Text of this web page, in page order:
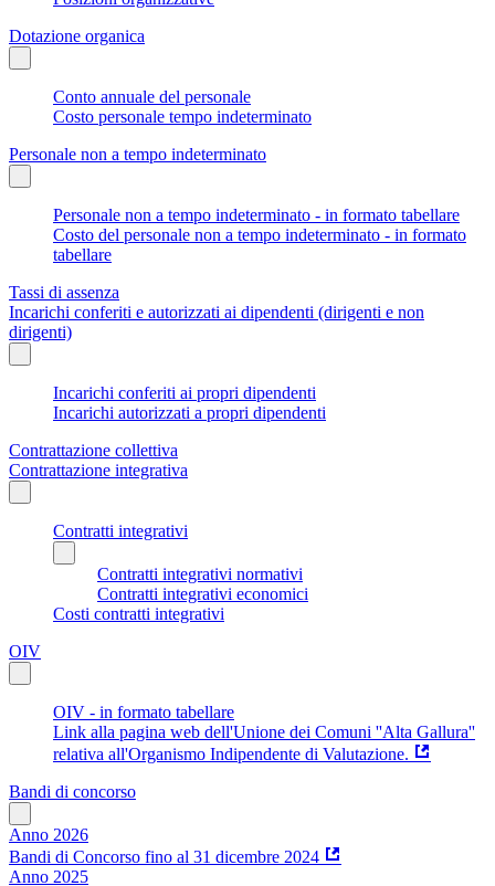
Dotazione organica
Conto annuale del personale
Costo personale tempo indeterminato
Personale non a tempo indeterminato
Personale non a tempo indeterminato - in formato tabellare
Costo del personale non a tempo indeterminato - in formato
tabellare
Tassi di assenza
Incarichi conferiti e autorizzati ai dipendenti (dirigenti e non
dirigenti)
Incarichi conferiti ai propri dipendenti
Incarichi autorizzati a propri dipendenti
Contrattazione collettiva
Contrattazione integrativa
Contratti integrativi
Contratti integrativi normativi
Contratti integrativi economici
Costi contratti integrativi
OIV
OIV - in formato tabellare
Link alla pagina web dell'Unione dei Comuni ''Alta Gallura''
relativa all'Organismo Indipendente di Valutazione.
Bandi di concorso
Anno 2026
Bandi di Concorso fino al 31 dicembre 2024
Anno 2025